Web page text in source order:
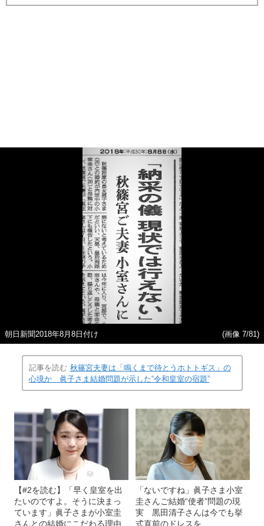
朝日新聞2018年8月8日付け (画像 7/81)
記事を読む 秋篠宮夫妻は「鳴くまで待とうホトトギス」の
心境か 眞子さま結婚問題が示した“令和皇室の宿題”
【#2を読む】「早く皇室を出
たいのですよ。そうに決まっ
ています」眞子さまが小室圭
さんとの結婚にこだわる理由
「ないですね」眞子さま小室
圭さんご結婚“使者”問題の現
実 黒田清子さんは今でも挙
式直前のドレスを…